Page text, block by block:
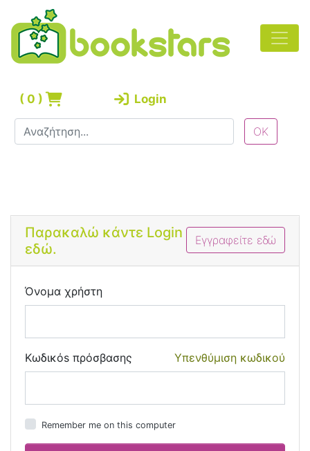
( 0 ) Login
Εγγραφείτε εδώ
Παρακαλώ κάντε Login
εδώ.
Όνομα χρήστη
Υπενθύμιση κωδικού
Κωδικόs πρόσβασης
Remember me on this computer